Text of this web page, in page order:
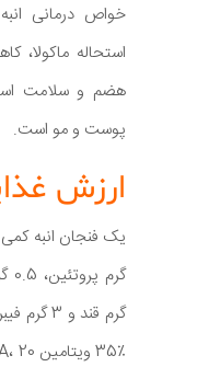
خواص درمانی
استحاله ماکولا،
هضم و سلامت
پوست و مو است.
ارزش